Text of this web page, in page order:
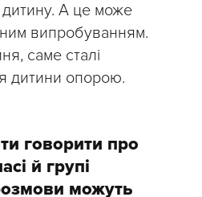
А це може
випробуванням.
саме сталі
дитини опорою.
говорити про
й групі
можуть